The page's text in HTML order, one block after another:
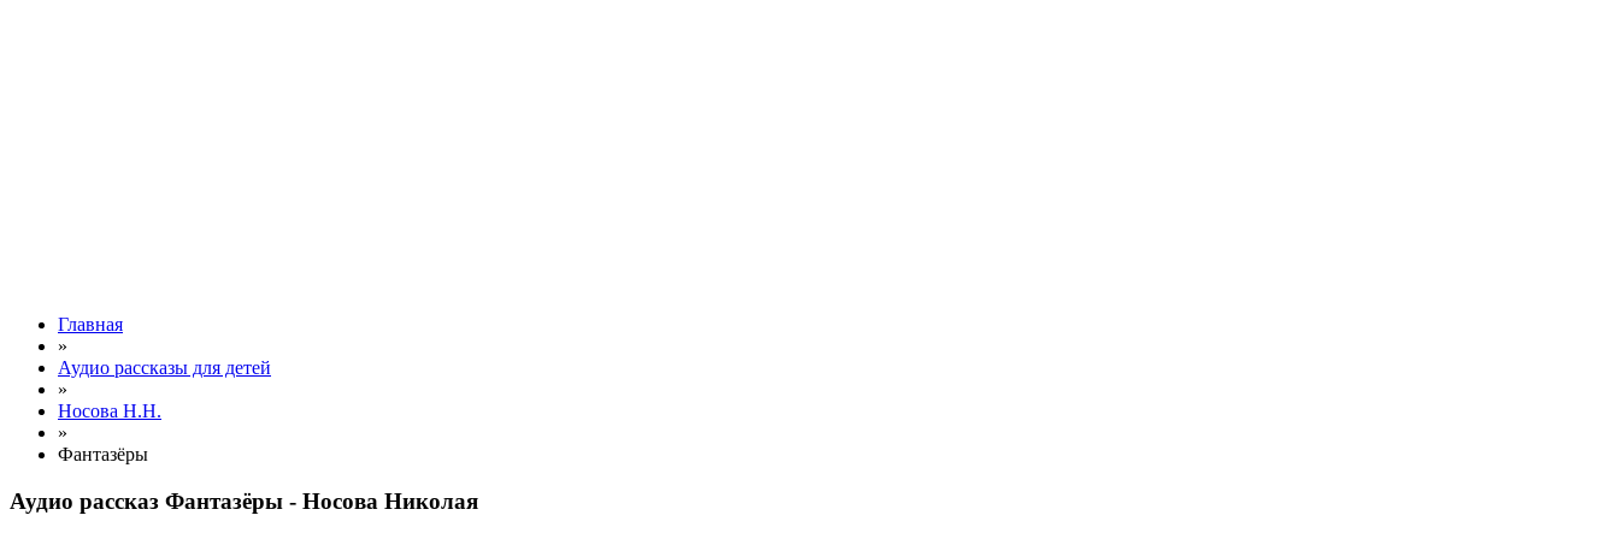
Главная
»
Аудио рассказы для детей
»
Носова Н.Н.
»
Фантазёры
Аудио рассказ Фантазёры - Носова Николая